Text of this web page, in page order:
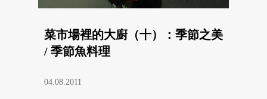
菜市場裡的大廚（十）：季節之美
/ 季節魚料理
04.08.2011